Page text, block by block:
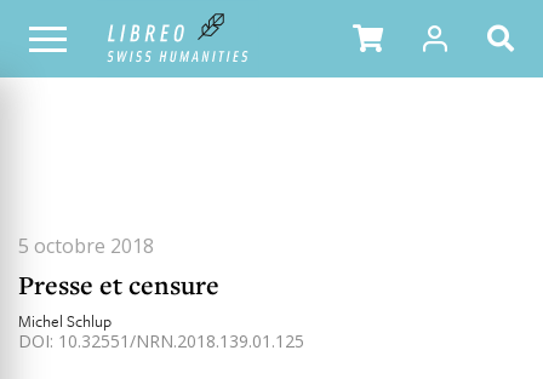
TOUS LES NUMÉROS SOMMAIRE DU NUMÉRO
5 octobre 2018
Presse et censure
Michel Schlup
DOI: 10.32551/NRN.2018.139.01.125